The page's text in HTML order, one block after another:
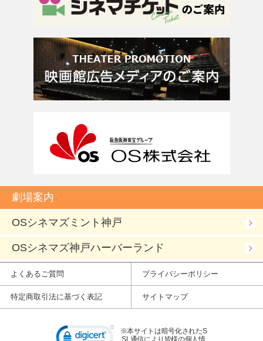
劇場案内
OSシネマズミント神戸
OSシネマズ神戸ハーバーランド
※本サイトは暗号化されたS
よくあるご質問 プライバシーポリシー
特定商取引法に基づく表記 サイトマップ